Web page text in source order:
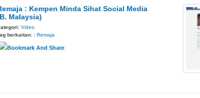
: Kempen Minda Sihat Social Media
Malaysia)
Video
berkaitan: : Remaja